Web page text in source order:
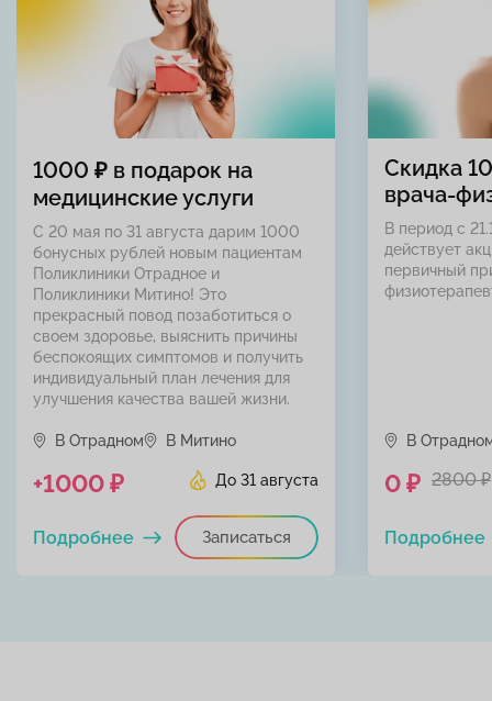
1000 ₽ в подарок на
медицинские услуги
С 20 мая по 31 августа дарим 1000
бонусных рублей новым пациентам
Поликлиники Отрадное и
Поликлиники Митино! Это
прекрасный повод позаботиться о
своем здоровье, выяснить причины
беспокоящих симптомов и получить
индивидуальный план лечения для
улучшения качества вашей жизни.
В Отрадном В Митино
До 31 августа
+1000 ₽
Записаться
Подробнее
Скидка
врача-
В период с
действует
первичный
В
0 ₽ 2800 ₽
Подробнее